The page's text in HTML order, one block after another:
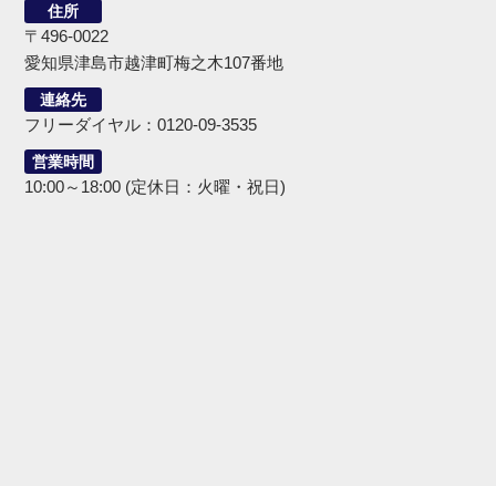
住所
〒496-0022
愛知県津島市越津町梅之木107番地
連絡先
フリーダイヤル：0120-09-3535
営業時間
10:00～18:00 (定休日：火曜・祝日)